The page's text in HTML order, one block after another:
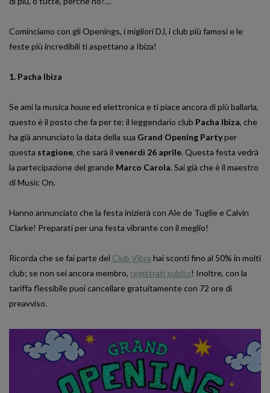
Cominciamo con gli Openings, i migliori DJ, i club più famosi e le
feste più incredibili ti aspettano a Ibiza!
1. Pacha Ibiza
Se ami la musica houseed elettronica e ti piace ancora di più ballarla,
questo è il posto che fa per te: il leggendario club Pacha Ibiza, che
ha già annunciato la data della sua Grand Opening Partyper
questa stagione, che sarà il venerdì 26 aprile. Questa festa vedrà
la partecipazione del grande Marco Carola. Sai già che è il maestro
di Music On.
Hanno annunciato che la festa inizierà con Ale de Tuglie e Calvin
Clarke! Preparati per una festa vibrante con il meglio!
Ricorda che se fai parte del Club Vibra hai sconti fino al 50% in molti
club; se non sei ancora membro, registrati subito! Inoltre, con la
tariffa flessibile puoi cancellare gratuitamente con 72 ore di
preavviso.